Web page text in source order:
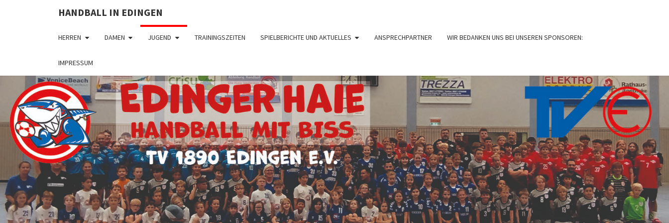
HANDBALL IN EDINGEN
HERREN DAMEN JUGEND TRAININGSZEITEN SPIELBERICHTE UND AKTUELLES ANSPRECHPARTNER WIR BEDANKEN UNS BEI UNSEREN SPONSOREN:
IMPRESSUM
HANDBALL
IN
TV
1890
Edingen